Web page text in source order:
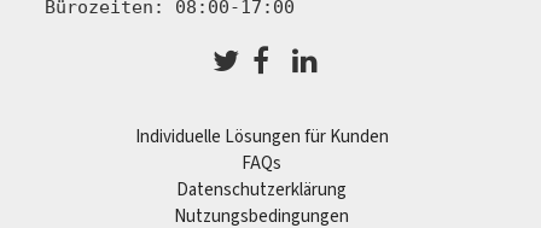
Bürozeiten: 08:00-17:00
Individuelle Lösungen für Kunden
FAQs
Datenschutzerklärung
Nutzungsbedingungen